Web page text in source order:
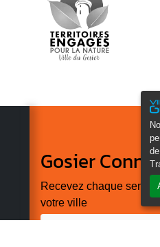
Gosier
Recevez chaque
votre ville